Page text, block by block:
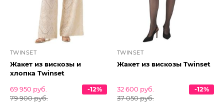
TWINSET
Жакет из вискозы и
хлопка Twinset
69 950 руб.
79 900 руб.
-12%
TWINSET
Жакет из вискозы Twinset
32 600 руб.
37 050 руб.
-12%